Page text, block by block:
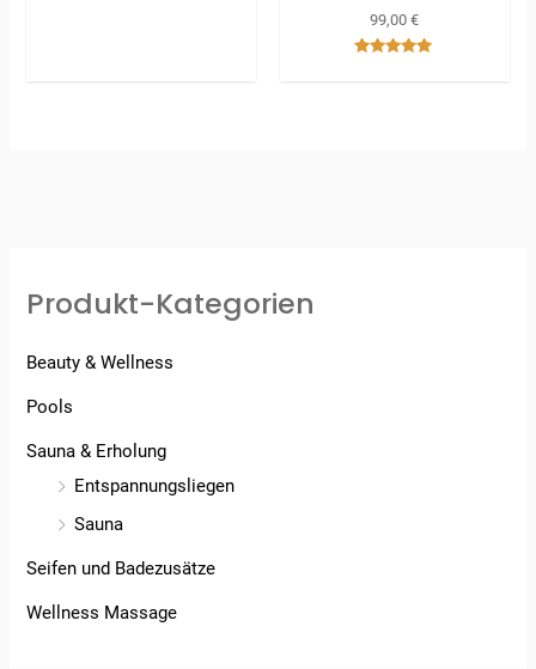
99,00€
Produkt-Kategorien
Beauty & Wellness
Pools
Sauna & Erholung
Entspannungsliegen
Sauna
Seifen und Badezusätze
Wellness Massage